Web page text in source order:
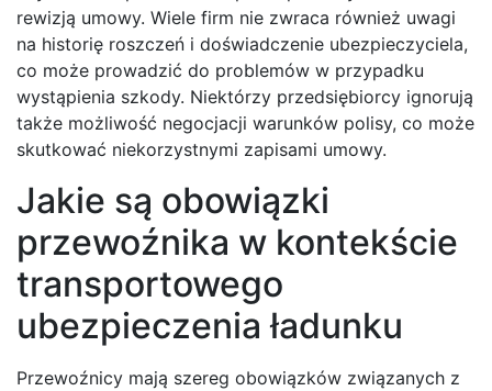
rewizją umowy. Wiele firm nie zwraca również uwagi
na historię roszczeń i doświadczenie ubezpieczyciela,
co może prowadzić do problemów w przypadku
wystąpienia szkody. Niektórzy przedsiębiorcy ignorują
także możliwość negocjacji warunków polisy, co może
skutkować niekorzystnymi zapisami umowy.
Jakie są obowiązki
przewoźnika w kontekście
transportowego
ubezpieczenia ładunku
Przewoźnicy mają szereg obowiązków związanych z